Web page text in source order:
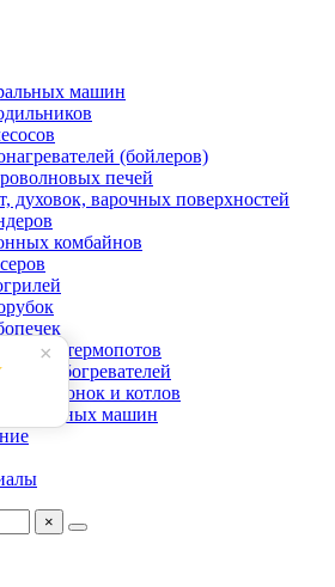
машин
(бойлеров)
печей
духовок, варочных поверхностей
комбайнов
и термопотов
обогревателей
колонок и котлов
машин
×
×